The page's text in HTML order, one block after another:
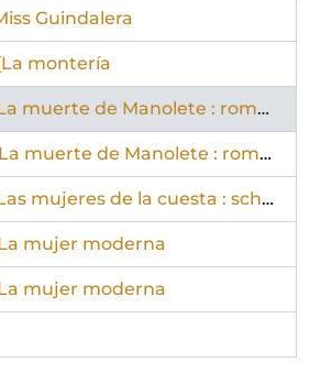
Guindalera
montería
AG-PMs/133 - La muerte de Manolete : romance canción
AG-PMs/134 - La muerte de Manolete : romance canción
AG-PMs/135 - Las mujeres de la cuesta : schotis
mujer moderna
mujer moderna